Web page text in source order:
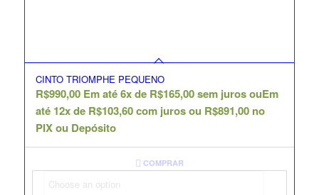
CINTO TRIOMPHE PEQUENO
R$990,00 Em até 6x de R$165,00sem juros ouEm
até 12x de R$103,60com juros ou R$891,00 no
PIX ou Depósito
COMPRAR